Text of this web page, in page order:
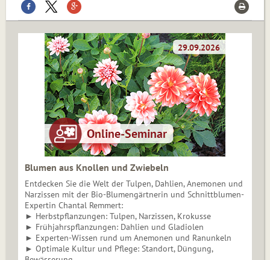
Blumen aus Knollen und Zwiebeln
Entdecken Sie die Welt der Tulpen, Dahlien, Anemonen und
Narzissen mit der Bio-Blumengärtnerin und Schnittblumen-
Expertin Chantal Remmert:
► Herbstpflanzungen: Tulpen, Narzissen, Krokusse
► Frühjahrspflanzungen: Dahlien und Gladiolen
► Experten-Wissen rund um Anemonen und Ranunkeln
► Optimale Kultur und Pflege: Standort, Düngung,